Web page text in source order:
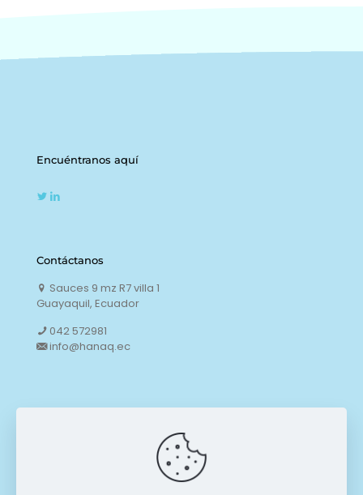
Encuéntranos aquí
Contáctanos
Sauces 9 mz R7 villa 1
Guayaquil, Ecuador
042 572981
info@hanaq.ec